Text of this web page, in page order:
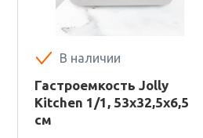
В наличии
Гастроемкость Jolly
Kitchen 1/1, 53х32,5х6,5
см